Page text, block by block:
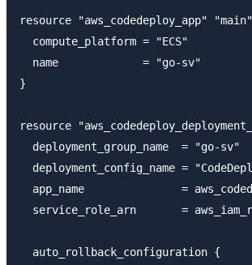
resource "aws_codedeploy_app"
  compute_platform = "ECS"
  name             = "go-sv"
}
resource
  deployment_group_name  = "go-sv"
deployment_config_name =
app_name               =
service_role_arn       =
  auto_rollback_configuration {